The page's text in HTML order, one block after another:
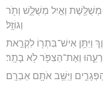
מְשֻׁלֶּ֖שֶׁת וְאַ֣יִל מְשֻׁלָּ֑שׁ וְתֹ֖ר
וְגוֹזָֽל׃
וַיִּתֵּ֥ן אִישׁ־בִּתְר֖וֹ לִקְרַ֣את
רֵעֵ֑הוּ וְאֶת־הַצִפֹּ֖ר לֹ֥א בָתָֽר׃
וַיַּשֵּׁ֥ב אֹתָ֖ם אַבְרָֽם׃